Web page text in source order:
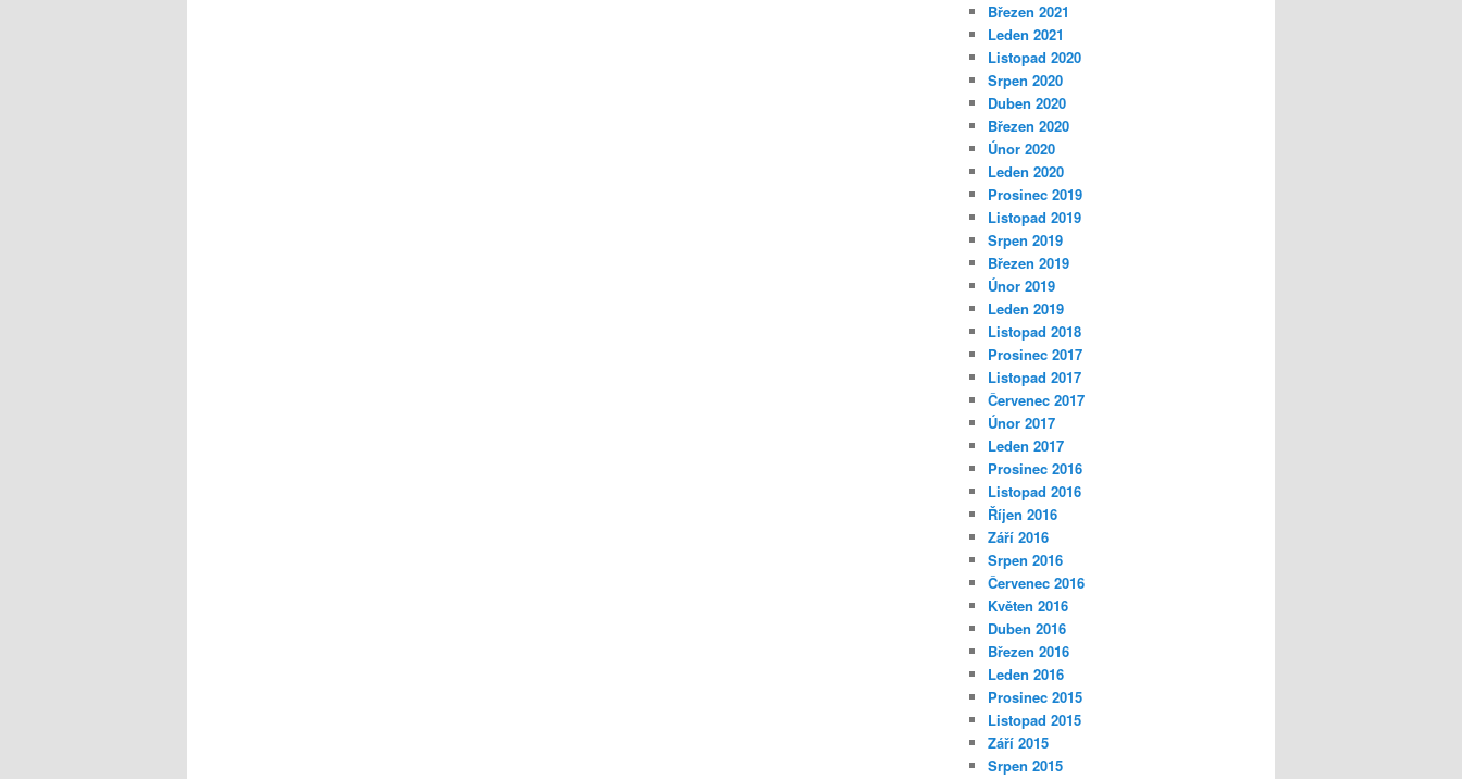
Březen 2021
Leden 2021
Listopad 2020
Srpen 2020
Duben 2020
Březen 2020
Únor 2020
Leden 2020
Prosinec 2019
Listopad 2019
Srpen 2019
Březen 2019
Únor 2019
Leden 2019
Listopad 2018
Prosinec 2017
Listopad 2017
Červenec 2017
Únor 2017
Leden 2017
Prosinec 2016
Listopad 2016
Říjen 2016
Září 2016
Srpen 2016
Červenec 2016
Květen 2016
Duben 2016
Březen 2016
Leden 2016
Prosinec 2015
Listopad 2015
Září 2015
Srpen 2015